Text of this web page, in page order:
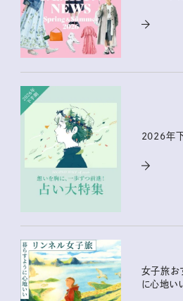
2026年
女子旅お
に心地い